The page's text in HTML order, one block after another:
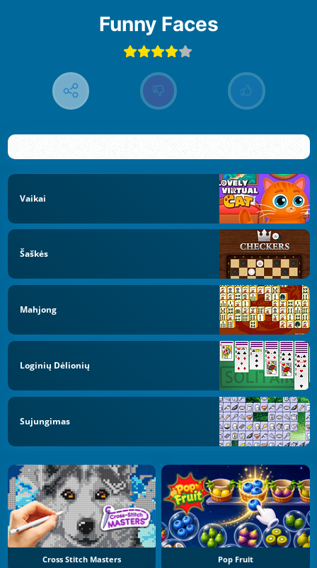
Funny Faces
Vaikai
Šaškės
Mahjong
Loginių Dėlionių
Sujungimas
Cross Stitch Masters Pop Fruit